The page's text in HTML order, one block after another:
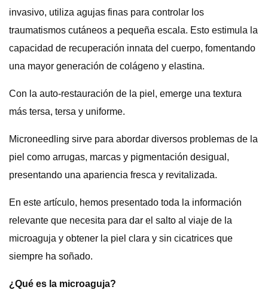
invasivo, utiliza agujas finas para controlar los
traumatismos cutáneos a pequeña escala. Esto estimula la
capacidad de recuperación innata del cuerpo, fomentando
una mayor generación de colágeno y elastina.
Con la auto-restauración de la piel, emerge una textura
más tersa, tersa y uniforme.
Microneedling sirve para abordar diversos problemas de la
piel como arrugas, marcas y pigmentación desigual,
presentando una apariencia fresca y revitalizada.
En este artículo, hemos presentado toda la información
relevante que necesita para dar el salto al viaje de la
microaguja y obtener la piel clara y sin cicatrices que
siempre ha soñado.
¿Qué es la microaguja?